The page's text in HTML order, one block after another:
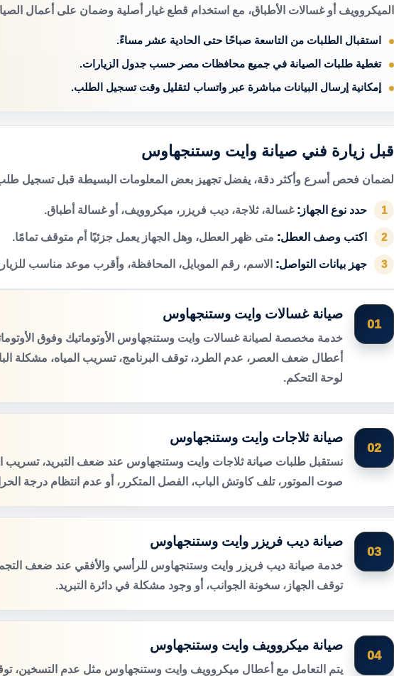
الميكروويف أو غسالات الأطباق، مع استخدام قطع غيار أصلية وضمان على أعمال
استقبال الطلبات من التاسعة صباحًا حتى الحادية عشر مساءً.
تغطية طلبات الصيانة في جميع محافظات مصر حسب جدول الزيارات.
إمكانية إرسال البيانات مباشرة عبر واتساب لتقليل وقت تسجيل الطلب.
قبل زيارة فني صيانة وايت وستنجهاوس
لضمان فحص أسرع وأكثر دقة، يفضل تجهيز بعض المعلومات البسيطة قبل تسجيل طلب
1 حدد نوع الجهاز: غسالة، ثلاجة، ديب فريزر، ميكروويف، أو غسالة أطباق.
2 اكتب وصف العطل: متى ظهر العطل، وهل الجهاز يعمل جزئيًا أم متوقف تمامًا.
3 جهز بيانات التواصل: الاسم، رقم الموبايل، المحافظة، وأقرب موعد مناسب
01
صيانة غسالات وايت وستنجهاوس
خدمة مخصصة لصيانة غسالات وايت وستنجهاوس الأوتوماتيك وفوق
أعطال ضعف العصر، عدم الطرد، توقف البرنامج، تسريب المياه، مشكلة
لوحة التحكم.
02
صيانة ثلاجات وايت وستنجهاوس
نستقبل طلبات صيانة ثلاجات وايت وستنجهاوس عند ضعف التبريد، تسريب
صوت الموتور، تلف كاوتش الباب، الفصل المتكرر، أو عدم انتظام درجة
03
صيانة ديب فريزر وايت وستنجهاوس
خدمة صيانة ديب فريزر وايت وستنجهاوس للرأسي والأفقي عند ضعف
توقف الجهاز، سخونة الجوانب، أو وجود مشكلة في دائرة التبريد.
04
صيانة ميكروويف وايت وستنجهاوس
يتم التعامل مع أعطال ميكروويف وايت وستنجهاوس مثل عدم التسخين،